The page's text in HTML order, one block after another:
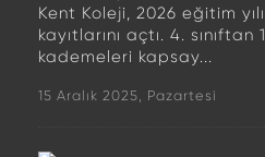
Kent Koleji, 2026 eğitim
kayıtlarını açtı. 4. sınıftan
kademeleri kapsay...
15 Aralık 2025, Pazartesi